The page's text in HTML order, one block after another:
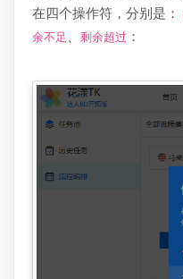
在四个操作符，分别是：
余不足
剩余超过 ：